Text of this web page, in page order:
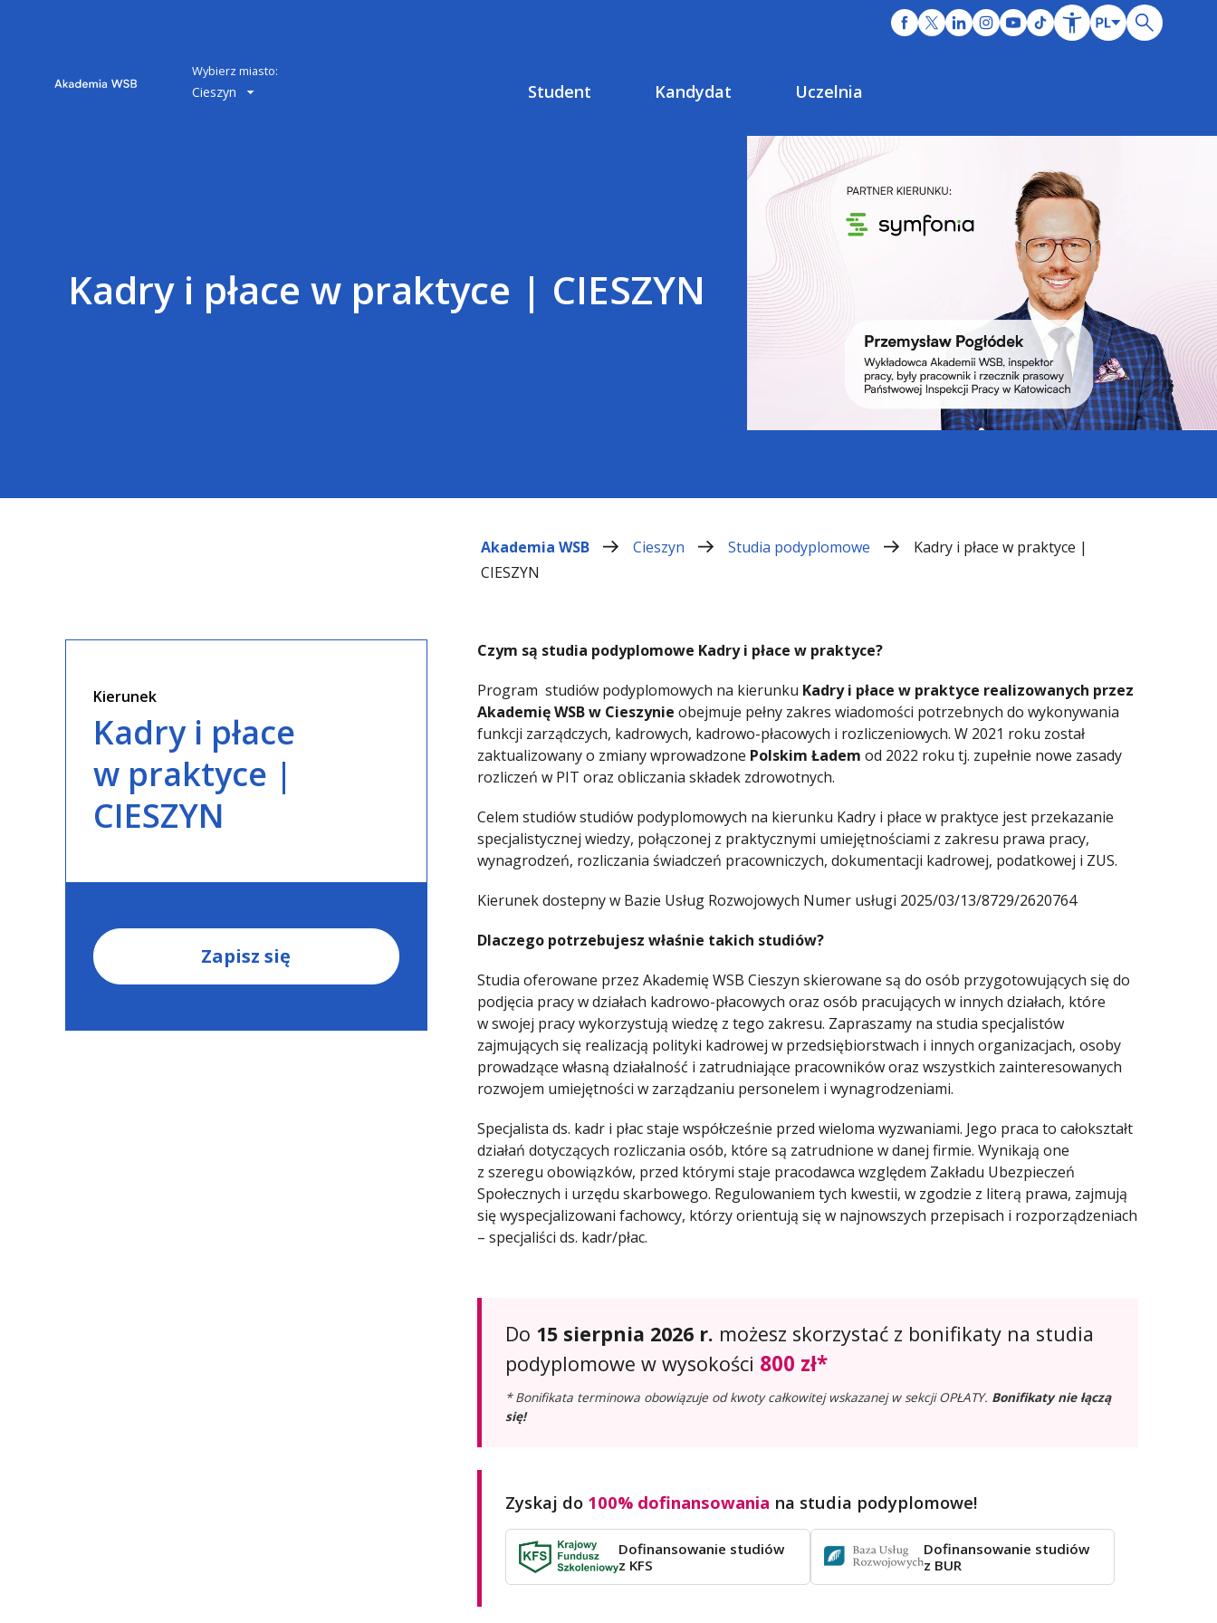
Wybierz miasto:
Cieszyn Student Kandydat Uczelnia
Kadry i płace w praktyce | CIESZYN
Akademia WSB Cieszyn Studia podyplomowe
Kadry i płace w praktyce |
CIESZYN
Kierunek
Kadry i płace
w praktyce |
CIESZYN
Zapisz się
Czym są studia podyplomowe Kadry i płace w praktyce?
Program studiów podyplomowych na kierunku Kadry i płace w praktyce realizowanych przez
Akademię WSB w Cieszynie obejmuje pełny zakres wiadomości potrzebnych do wykonywania
funkcji zarządczych, kadrowych, kadrowo-płacowych i rozliczeniowych. W 2021 roku został
zaktualizowany o zmiany wprowadzone Polskim Ładem od 2022 roku tj. zupełnie nowe zasady
rozliczeń w PIT oraz obliczania składek zdrowotnych.
Celem studiów studiów podyplomowych na kierunku Kadry i płace w praktyce jest przekazanie
specjalistycznej wiedzy, połączonej z praktycznymi umiejętnościami z zakresu prawa pracy,
wynagrodzeń, rozliczania świadczeń pracowniczych, dokumentacji kadrowej, podatkowej i ZUS.
Kierunek dostepny w Bazie Usług Rozwojowych Numer usługi 2025/03/13/8729/2620764
Dlaczego potrzebujesz właśnie takich studiów?
Studia oferowane przez Akademię WSB Cieszyn skierowane są do osób przygotowujących się do
podjęcia pracy w działach kadrowo-płacowych oraz osób pracujących w innych działach, które
w swojej pracy wykorzystują wiedzę z tego zakresu. Zapraszamy na studia specjalistów
zajmujących się realizacją polityki kadrowej w przedsiębiorstwach i innych organizacjach, osoby
prowadzące własną działalność i zatrudniające pracowników oraz wszystkich zainteresowanych
rozwojem umiejętności w zarządzaniu personelem i wynagrodzeniami.
Specjalista ds. kadr i płac staje współcześnie przed wieloma wyzwaniami. Jego praca to całokształt
działań dotyczących rozliczania osób, które są zatrudnione w danej firmie. Wynikają one
z szeregu obowiązków, przed którymi staje pracodawca względem Zakładu Ubezpieczeń
Społecznych i urzędu skarbowego. Regulowaniem tych kwestii, w zgodzie z literą prawa, zajmują
się wyspecjalizowani fachowcy, którzy orientują się w najnowszych przepisach i rozporządzeniach
– specjaliści ds. kadr/płac.
Do 15 sierpnia 2026 r. możesz skorzystać z bonifikaty na studia
podyplomowe w wysokości 800 zł*
* Bonifikata terminowa obowiązuje od kwoty całkowitej wskazanej w sekcji OPŁATY. Bonifikaty nie łączą
się!
Zyskaj do 100% dofinansowania na studia podyplomowe!
Dofinansowanie studiów
z KFS
Dofinansowanie studiów
z BUR